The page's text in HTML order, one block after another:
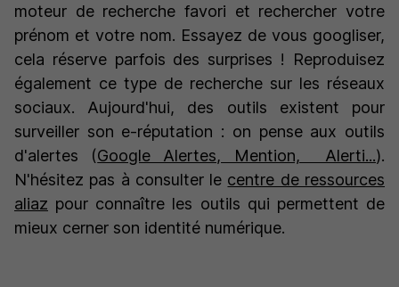
moteur de recherche favori et rechercher votre
prénom et votre nom. Essayez de vous googliser,
cela réserve parfois des surprises ! Reproduisez
également ce type de recherche sur les réseaux
sociaux. Aujourd'hui, des outils existent pour
surveiller son e-réputation : on pense aux outils
d'alertes (Google Alertes, Mention, Alerti...).
N'hésitez pas à consulter le centre de ressources
aliaz pour connaître les outils qui permettent de
mieux cerner son identité numérique.